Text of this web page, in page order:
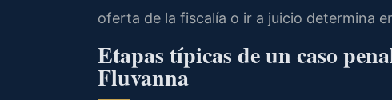
oferta de la fiscalía o ir a juicio determina
Etapas típicas de un caso
Fluvanna